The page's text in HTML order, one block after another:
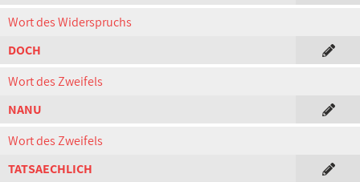
Wort des Widerspruchs
DOCH
Wort des Zweifels
NANU
Wort des Zweifels
TATSAECHLICH